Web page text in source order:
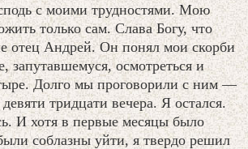
с моими трудностями. Мою
только сам. Слава Богу, что
отец Андрей. Он понял мои скорби
запутавшемуся, осмотреться и
Долго мы проговорили с ним —
тридцати вечера. Я остался.
И хотя в первые месяцы было
соблазны уйти, я твердо решил